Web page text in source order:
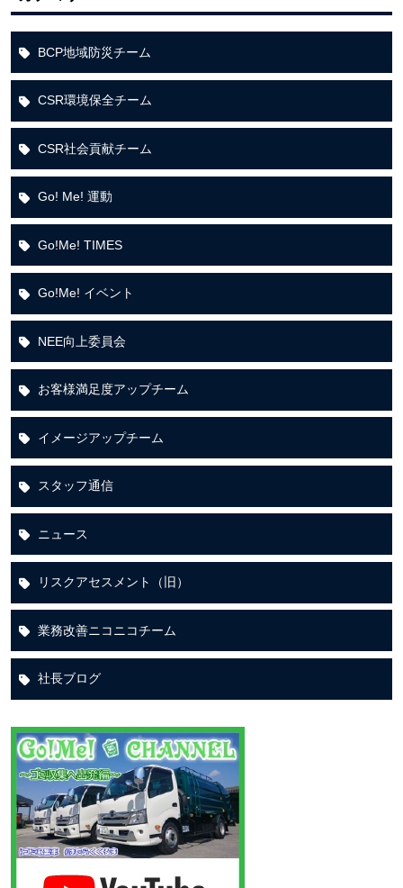
BCP地域防災チーム
CSR環境保全チーム
CSR社会貢献チーム
Go! Me! 運動
Go!Me! TIMES
Go!Me! イベント
NEE向上委員会
お客様満足度アップチーム
イメージアップチーム
スタッフ通信
ニュース
リスクアセスメント（旧）
業務改善ニコニコチーム
社長ブログ